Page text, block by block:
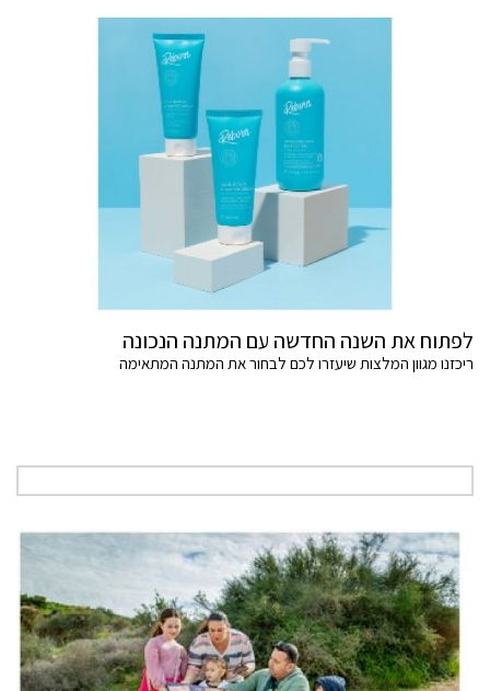
לפתוח את השנה החדשה עם המתנה הנכונה
ריכזנו מגוון המלצות שיעזרו לכם לבחור את המתנה המתאימה